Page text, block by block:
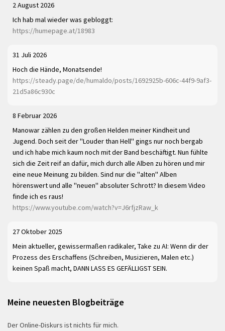
2 August 2026
Ich hab mal wieder was gebloggt:
https://humepage.at/18983
31 Juli 2026
Hoch die Hände, Monatsende!
https://steady.page/de/humaldo/posts/1692925b-606c-44f9-9af3-
21d5a86c930c
8 Februar 2026
Manowar zählen zu den großen Helden meiner Kindheit und
Jugend. Doch seit der "Louder than Hell" gings nur noch bergab
und ich habe mich kaum noch mit der Band beschäftigt. Nun fühlte
sich die Zeit reif an dafür, mich durch alle Alben zu hören und mir
eine neue Meinung zu bilden. Sind nur die "alten" Alben
hörenswert und alle "neuen" absoluter Schrott? In diesem Video
finde ich es raus!
https://www.youtube.com/watch?v=J6rfjzRaw_k
27 Oktober 2025
Mein aktueller, gewissermaßen radikaler, Take zu AI: Wenn dir der
Prozess des Erschaffens (Schreiben, Musizieren, Malen etc.)
keinen Spaß macht, DANN LASS ES GEFÄLLIGST SEIN.
Meine neuesten Blogbeiträge
Der Online-Diskurs ist nichts für mich.